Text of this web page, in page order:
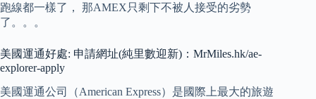
跑線都一樣了， 那AMEX只剩下不被人接受的劣勢
了。。。
美國運通好處: 申請網址(純里數迎新)：MrMiles.hk/ae-
explorer-apply
美國運通公司（American Express）是國際上最大的旅遊